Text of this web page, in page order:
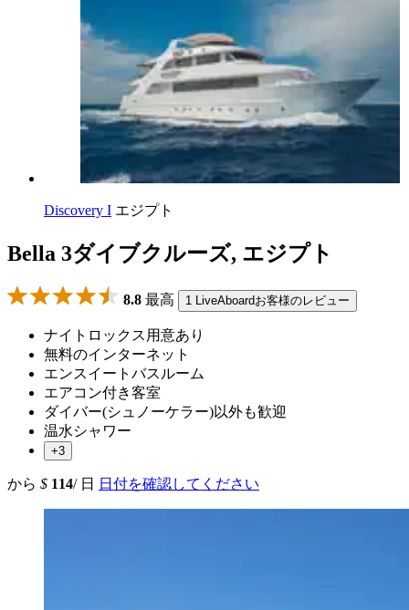
Discovery I エジプト
Bella 3ダイブクルーズ, エジプト
8.8 最高 1 LiveAboardお客様のレビュー
ナイトロックス用意あり
無料のインターネット
エンスイートバスルーム
エアコン付き客室
ダイバー(シュノーケラー)以外も歓迎
温水シャワー
+3
から $ 114/ 日 日付を確認してください